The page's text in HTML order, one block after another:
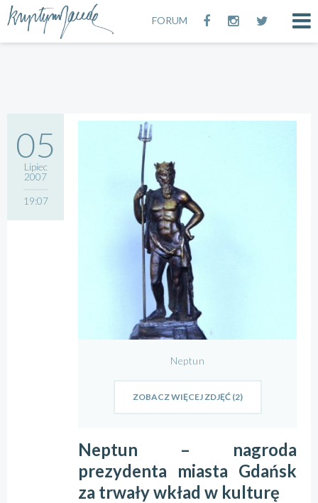
FORUM
05
Lipiec
2007
19:07
Neptun
ZOBACZ WIĘCEJ ZDJĘĆ (2)
Neptun – nagroda
prezydenta miasta Gdańsk
za trwały wkład w kulturę